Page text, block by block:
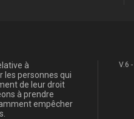
à
les personnes qui
de leur droit
à prendre
empêcher
V.6